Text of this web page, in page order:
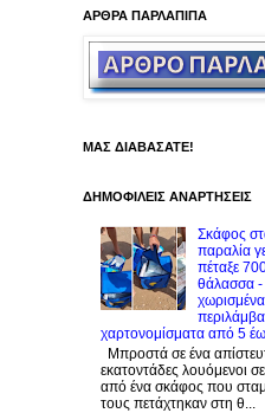
ΑΡΘΡΑ ΠΑΡΛΑΠΙΠΑ
ΜΑΣ ΔΙΑΒΑΣΑΤΕ!
ΔΗΜΟΦΙΛΕΙΣ ΑΝΑΡΤΗΣΕΙΣ
Σκάφος
παραλία
πέταξε
θάλασσα -
χαρτονομίσματα από 5
Μπροστά σε ένα
εκατοντάδες λουόμενοι
από ένα σκάφος που
τους πετάχτηκαν στη θ...